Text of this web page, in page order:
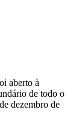
aberto à
de todo o
dezembro de